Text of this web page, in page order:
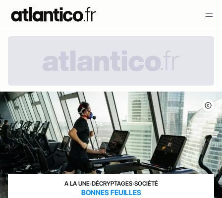
A LA UNE›DÉCRYPTAGES›SOCIÉTÉ
BONNES FEUILLES